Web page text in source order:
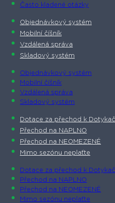
Často kladené otázky
Objednávkový systém
Mobilní číšník
Vzdálená správa
Skladový systém
Objednávkový systém
Mobilní číšník
Vzdálená správa
Skladový systém
Dotace za přechod k
Přechod na NAPLNO
Přechod na NEOMEZENĚ
Mimo sezónu neplaťte
Dotace za přechod k
Přechod na NAPLNO
Přechod na NEOMEZENĚ
Mimo sezónu neplaťte